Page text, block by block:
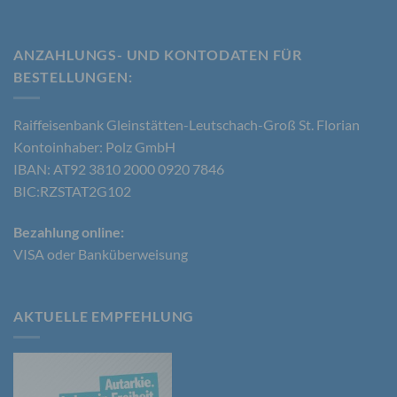
ANZAHLUNGS- UND KONTODATEN FÜR
BESTELLUNGEN​:
Raiffeisenbank Gleinstätten-Leutschach-Groß St. Florian
Kontoinhaber: Polz GmbH
IBAN: AT92 3810 2000 0920 7846
BIC:RZSTAT2G102
Bezahlung online:
VISA oder Banküberweisung
AKTUELLE EMPFEHLUNG
b) betroffene Person
personenbezogene Daten von dem für die
Verarbeitung Verantwortlichen verarbeitet werden.
Verarbeitung ist jeder mit oder ohne Hilfe
automatisierter Verfahren ausgeführte Vorgang
wie das Erheben, das Erfassen, die Organisation,
das Ordnen, die Speicherung, die Anpassung oder
Veränderung, das Auslesen, das Abfragen, die
Verwendung, die Offenlegung durch Übermittlung,
Verbreitung oder eine andere Form der
Bereitstellung, den Abgleich oder die Verknüpfung,